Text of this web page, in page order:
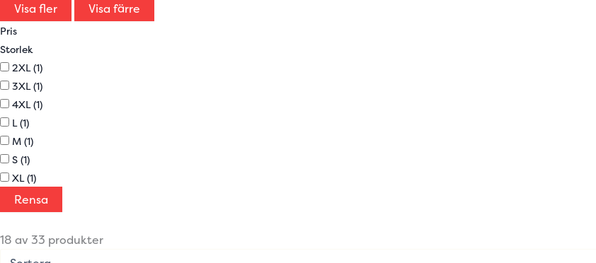
Visa fler Visa färre
Pris
Storlek
2XL (1)
3XL (1)
4XL (1)
L (1)
M (1)
S (1)
XL (1)
Rensa
18 av 33 produkter